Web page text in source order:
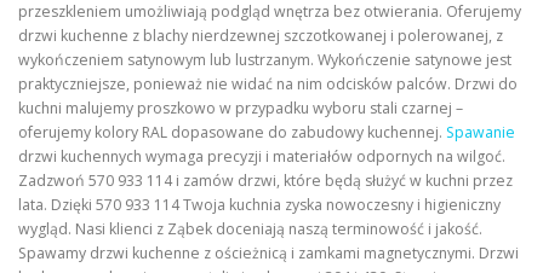
przeszkleniem umożliwiają podgląd wnętrza bez otwierania. Oferujemy
drzwi kuchenne z blachy nierdzewnej szczotkowanej i polerowanej, z
wykończeniem satynowym lub lustrzanym. Wykończenie satynowe jest
praktyczniejsze, ponieważ nie widać na nim odcisków palców. Drzwi do
kuchni malujemy proszkowo w przypadku wyboru stali czarnej –
oferujemy kolory RAL dopasowane do zabudowy kuchennej. Spawanie
drzwi kuchennych wymaga precyzji i materiałów odpornych na wilgoć.
Zadzwoń 570 933 114 i zamów drzwi, które będą służyć w kuchni przez
lata. Dzięki 570 933 114 Twoja kuchnia zyska nowoczesny i higieniczny
wygląd. Nasi klienci z Ząbek doceniają naszą terminowość i jakość.
Spawamy drzwi kuchenne z ościeżnicą i zamkami magnetycznymi. Drzwi